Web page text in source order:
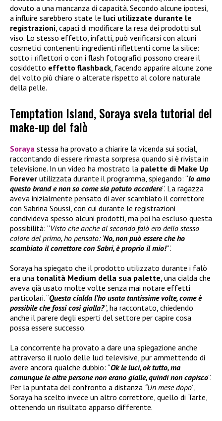
dovuto a una mancanza di capacità. Secondo alcune ipotesi,
a influire sarebbero state le luci utilizzate durante le
registrazioni, capaci di modificare la resa dei prodotti sul
viso. Lo stesso effetto, infatti, può verificarsi con alcuni
cosmetici contenenti ingredienti riflettenti come la silice:
sotto i riflettori o con i flash fotografici possono creare il
cosiddetto effetto flashback, facendo apparire alcune zone
del volto più chiare o alterate rispetto al colore naturale
della pelle.
Temptation Island, Soraya svela tutorial del
make-up del falò
Soraya stessa ha provato a chiarire la vicenda sui social,
raccontando di essere rimasta sorpresa quando si è rivista in
televisione. In un video ha mostrato la palette di Make Up
Forever utilizzata durante il programma, spiegando: “Io amo
questo brand e non so come sia potuto accadere”. La ragazza
aveva inizialmente pensato di aver scambiato il correttore
con Sabrina Soussi, con cui durante le registrazioni
condivideva spesso alcuni prodotti, ma poi ha escluso questa
possibilità: “Visto che anche al secondo falò ero dello stesso
colore del primo, ho pensato: ‘No, non può essere che ho
scambiato il correttore con Sabri, è proprio il mio!’”.
Soraya ha spiegato che il prodotto utilizzato durante i falò
era una tonalità Medium della sua palette , una cialda che
aveva già usato molte volte senza mai notare effetti
particolari. “Questa cialda l’ho usata tantissime volte, come è
possibile che fossi così gialla?”, ha raccontato, chiedendo
anche il parere degli esperti del settore per capire cosa
possa essere successo.
La concorrente ha provato a dare una spiegazione anche
attraverso il ruolo delle luci televisive, pur ammettendo di
avere ancora qualche dubbio: “Ok le luci, ok tutto, ma
comunque le altre persone non erano gialle, quindi non capisco”.
Per la puntata del confronto a distanza “Un mese dopo”,
Soraya ha scelto invece un altro correttore, quello di Tarte,
ottenendo un risultato apparso differente.